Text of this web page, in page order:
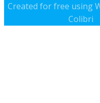
Created for free using
Colibri